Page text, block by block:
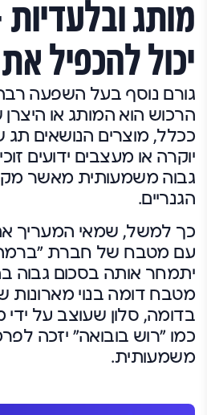
מותג
יכול להכפיל
גורם נוסף בעל השפעה רבה
הרכוש הוא המותג או
ככלל, מוצרים הנושאים תג
יוקרה או מעצבים ידועים
גבוה משמעותית מאשר
הגנריים.
כך למשל, שמאי המעריך
עם מטבח של חברת
יתמחר אותה בסכום גבוה
מטבח דומה בנוי מארונות
בדומה, סלון שעוצב על ידי
כמו "רוש בובואה" יזכה
משמעותית.